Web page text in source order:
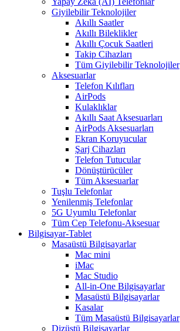
Giyilebilir Teknolojiler
Akıllı Saatler
Akıllı Bileklikler
Akıllı Çocuk Saatleri
Takip Cihazları
Tüm Giyilebilir Teknolojiler
Aksesuarlar
Telefon Kılıfları
AirPods
Kulaklıklar
Akıllı Saat Aksesuarları
AirPods Aksesuarları
Ekran Koruyucular
Şarj Cihazları
Telefon Tutucular
Dönüştürücüler
Tüm Aksesuarlar
Tuşlu Telefonlar
Yenilenmiş Telefonlar
5G Uyumlu Telefonlar
Tüm Cep Telefonu-Aksesuar
Bilgisayar-Tablet
Masaüstü Bilgisayarlar
Mac mini
iMac
Mac Studio
All-in-One Bilgisayarlar
Masaüstü Bilgisayarlar
Kasalar
Tüm Masaüstü Bilgisayarlar
Dizüstü Bilgisayarlar